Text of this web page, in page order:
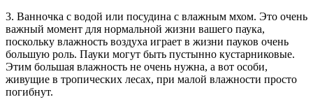
3. Ванночка с водой или посудина с влажным мхом. Это очень
важный момент для нормальной жизни вашего паука,
поскольку влажность воздуха играет в жизни пауков очень
большую роль. Пауки могут быть пустынно кустарниковые.
Этим большая влажность не очень нужна, а вот особи,
живущие в тропических лесах, при малой влажности просто
погибнут.